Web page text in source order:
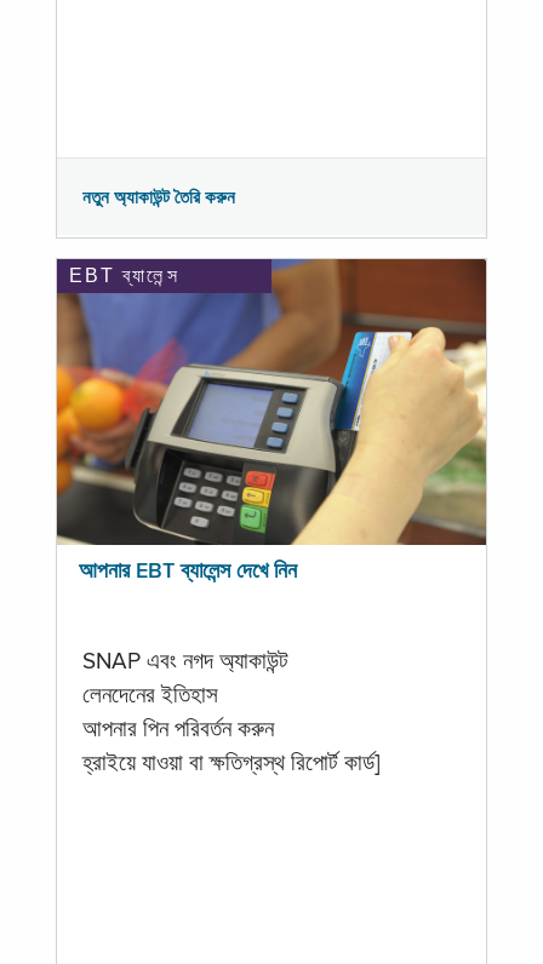
নতুন অ্যাকাউন্ট তৈরি করুন
EBT ব্যালেন্স
আপনার EBT ব্যালেন্স দেখে নিন
SNAP এবং নগদ অ্যাকাউন্ট
লেনদেনের ইতিহাস
আপনার পিন পরিবর্তন করুন
হ্রাইয়ে যাওয়া বা ক্ষতিগ্রস্থ রিপোর্ট কার্ড]